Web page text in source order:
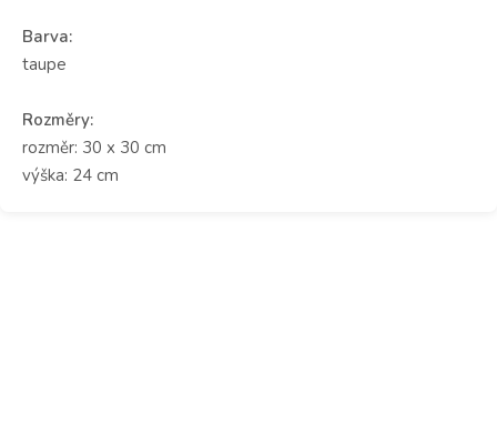
Barva:
taupe
Rozměry:
rozměr: 30 x 30 cm
výška: 24 cm